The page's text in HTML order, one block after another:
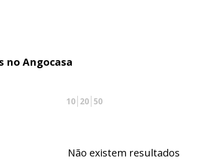
no Angocasa
10 20 50
Não existem resultados